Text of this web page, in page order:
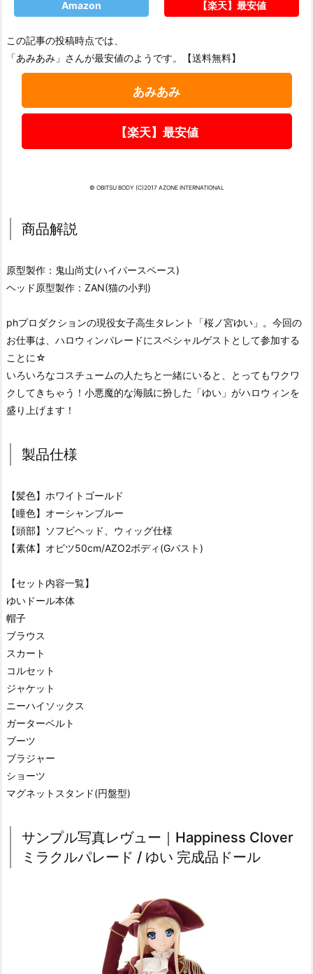
Amazon 【楽天】最安値
この記事の投稿時点では、
「あみあみ」さんが最安値のようです。【送料無料】
あみあみ
【楽天】最安値
© OBITSU BODY (C)2017 AZONE INTERNATIONAL
商品解説
原型製作：鬼山尚丈(ハイパースペース)
ヘッド原型製作：ZAN(猫の小判)
phプロダクションの現役女子高生タレント「桜ノ宮ゆい」。今回の
お仕事は、ハロウィンパレードにスペシャルゲストとして参加する
ことに☆
いろいろなコスチュームの人たちと一緒にいると、とってもワクワ
クしてきちゃう！小悪魔的な海賊に扮した「ゆい」がハロウィンを
盛り上げます！
製品仕様
【髪色】ホワイトゴールド
【瞳色】オーシャンブルー
【頭部】ソフビヘッド、ウィッグ仕様
【素体】オビツ50cm/AZO2ボディ(Gバスト)
【セット内容一覧】
ゆいドール本体
帽子
ブラウス
スカート
コルセット
ジャケット
ニーハイソックス
ガーターベルト
ブーツ
ブラジャー
ショーツ
マグネットスタンド(円盤型)
サンプル写真レヴュー｜Happiness Clover
ミラクルパレード / ゆい 完成品ドール